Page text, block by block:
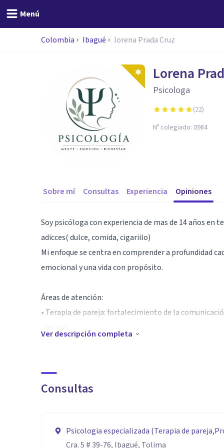
Menú
Colombia Ibagué lorena Prada Cruz
Lorena
Psicologa
(22)
Nº colegiado: 0984
Sobre mí Consultas Experiencia Opiniones
Soy psicóloga con experiencia de mas de 14 años
adicces( dulce, comida, cigariilo)
Mi enfoque se centra en comprender a profundidad
emocional y una vida con propósito.
Áreas de atención:
• Terapia de pareja: fortalecimiento de la
• Desmotivación y falta de propósito: orientación
• Depresión: acompañamiento terapéutico enfocado
de ansiedad.
Ver descripción completa
Consultas
Psicologia especializada (Terapia de
Sobrepeso, Psicologia juridica / Forense,
Cra. 5 # 39-76, Ibagué, Tolima